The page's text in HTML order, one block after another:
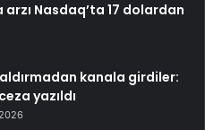
Nasdaq’ta 17 dolardan
kanala girdiler:
yazıldı